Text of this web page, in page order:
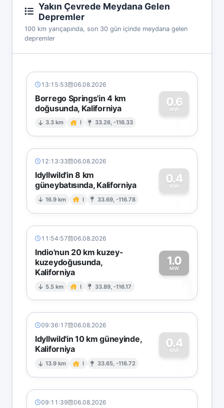
Yakın Çevrede Meydana Gelen
Depremler
100 km yarıçapında, son 30 gün içinde meydana gelen
depremler
13:15:53 06.08.2026
Borrego Springs'in 4 km
doğusunda, Kaliforniya
3.3 km I 33.26, -116.33
0.6
MW
0
12:13:33 06.08.2026
Idyllwild'in 8 km
güneybatısında, Kaliforniya
16.9 km I 33.69, -116.78
0.4
MW
0
11:54:57 06.08.2026
Indio'nun 20 km kuzey-
kuzeydoğusunda,
Kaliforniya
5.5 km I 33.89, -116.17
1.0
MW
1
09:36:17 06.08.2026
Idyllwild'in 10 km güneyinde,
Kaliforniya
13.9 km I 33.65, -116.72
0.4
MW
0
09:11:39 06.08.2026